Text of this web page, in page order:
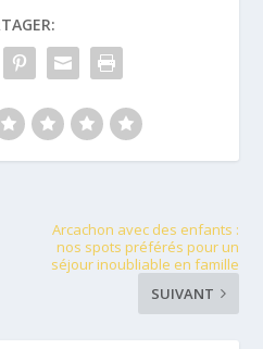
Arcachon avec des enfants :
nos spots préférés pour un
séjour inoubliable en famille
SUIVANT